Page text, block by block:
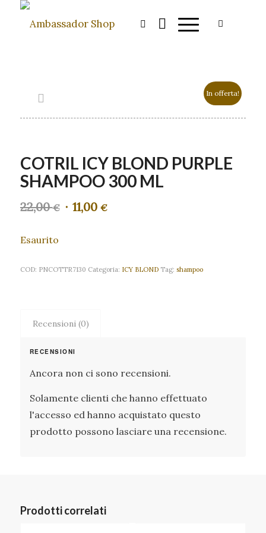
In offerta!
COTRIL ICY BLOND PURPLE
SHAMPOO 300 ML
22,00€ Il 11,00 €Il
Esaurito
COD: PNCOTTR7130 Categoria: ICY BLOND Tag: shampoo
Recensioni (0)
RECENSIONI
Ancora non ci sono recensioni.
Solamente clienti che hanno effettuato
l'accesso ed hanno acquistato questo
prodotto possono lasciare una recensione.
Prodotti correlati